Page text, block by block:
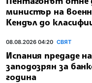
министър на
Кендъл до
08.08.2026 04:20 СВЯТ
Испания предаде
заподозрян за
година